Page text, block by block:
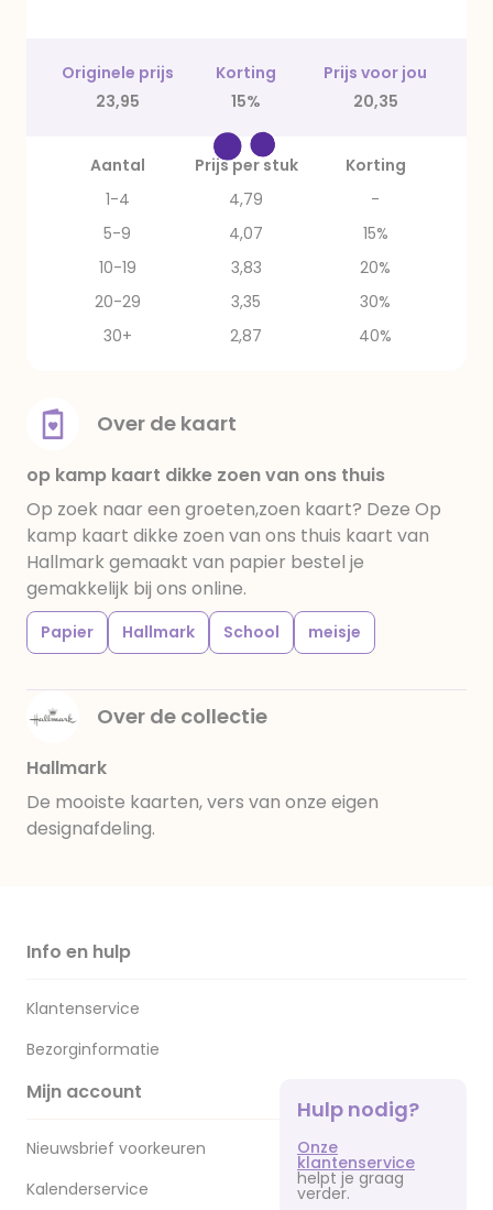
Originele prijs Korting
Prijs voor jou
23,95
15% 20,35
Aantal Prijs per stuk
Korting
1-4
4,79
-
5-9
4,07
15%
10-19
3,83
20%
20-29
3,35
30%
30+
2,87 40%
Over de kaart
op kamp kaart dikke zoen van ons thuis
Op zoek naar een groeten,zoen kaart? Deze Op
kamp kaart dikke zoen van ons thuis kaart van
Hallmark gemaakt van papier bestel je
gemakkelijk bij ons online.
Papier Hallmark School meisje
Over de collectie
Hallmark
De mooiste kaarten, vers van onze eigen
designafdeling.
Info en hulp
Klantenservice
Bezorginformatie
Mijn account
Nieuwsbrief voorkeuren
Kalenderservice
Hulp nodig?
Onze
klantenservice
helpt je graag
verder.